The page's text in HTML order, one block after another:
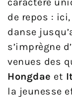
de repos :
danse
s’imprègne
venues des
Hongdae et
la jeunesse